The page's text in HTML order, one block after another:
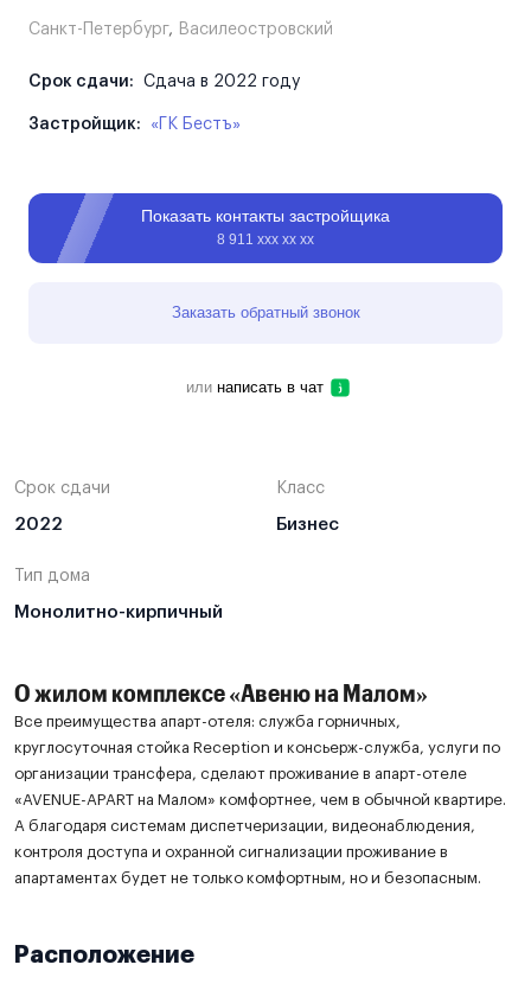
Санкт-Петербург, Василеостровский
Срок сдачи: Сдача в 2022 году
Застройщик: «ГК Бестъ»
Показать контакты застройщика
8 911 ххх хх хх
Заказать обратный звонок
или написать в чат
Срок сдачи
2022
Класс
Бизнес
Тип дома
Монолитно-кирпичный
О жилом комплексе «Авеню на Малом»
Все преимущества апарт-отеля: служба горничных,
круглосуточная стойка Reception и консьерж-служба, услуги по
организации трансфера, cделают проживание в апарт-отеле
«AVENUE-APART на Малом» комфортнее, чем в обычной квартире.
А благодаря системам диспетчеризации, видеонаблюдения,
контроля доступа и охранной сигнализации проживание в
апартаментах будет не только комфортным, но и безопасным.
Расположение